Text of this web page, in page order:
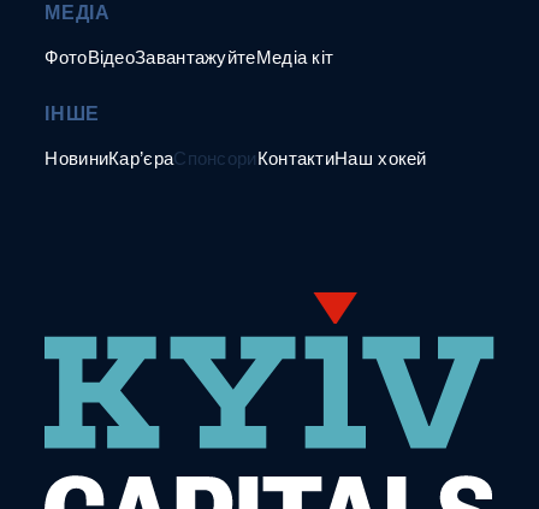
МЕДІА
ФотоВідеоЗавантажуйтеМедіа кіт
ІНШЕ
НовиниКар’єраСпонсориКонтактиНаш хокей